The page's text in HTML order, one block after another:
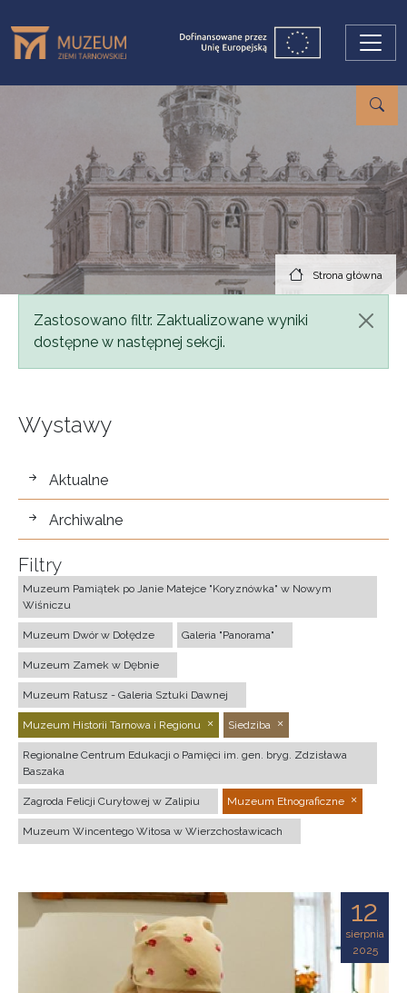
Strona główna
Komunikat
Zastosowano filtr. Zaktualizowane wyniki
dostępne w następnej sekcji.
Wystawy
wystawy
Aktualne
Archiwalne
Filtry
Muzeum Pamiątek po Janie Matejce "Koryznówka" w Nowym
Wiśniczu
Muzeum Dwór w Dołędze Galeria "Panorama"
Muzeum Zamek w Dębnie
Muzeum Ratusz - Galeria Sztuki Dawnej
Muzeum Historii Tarnowa i Regionu Siedziba
Regionalne Centrum Edukacji o Pamięci im. gen. bryg. Zdzisława
Baszaka
Zagroda Felicji Curyłowej w Zalipiu Muzeum Etnograficzne
Muzeum Wincentego Witosa w Wierzchosławicach
12
sierpnia
2025